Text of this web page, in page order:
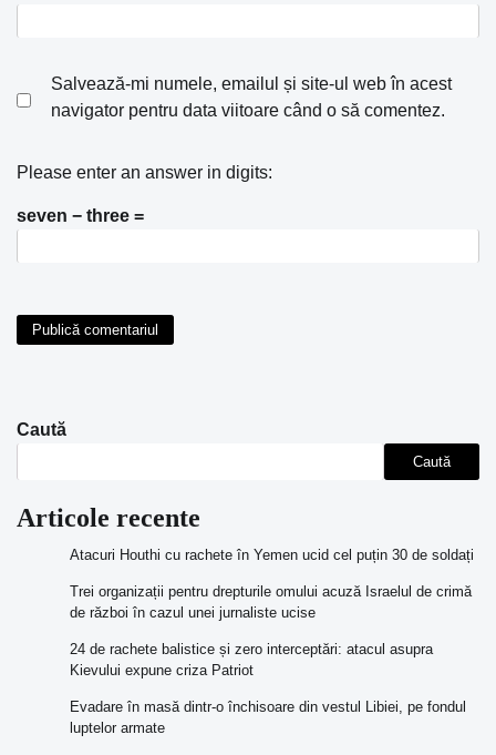
Salvează-mi numele, emailul și site-ul web în acest
navigator pentru data viitoare când o să comentez.
Please enter an answer in digits:
seven − three =
Caută
Caută
Articole recente
Atacuri Houthi cu rachete în Yemen ucid cel puțin 30 de soldați
Trei organizații pentru drepturile omului acuză Israelul de crimă
de război în cazul unei jurnaliste ucise
24 de rachete balistice și zero interceptări: atacul asupra
Kievului expune criza Patriot
Evadare în masă dintr-o închisoare din vestul Libiei, pe fondul
luptelor armate